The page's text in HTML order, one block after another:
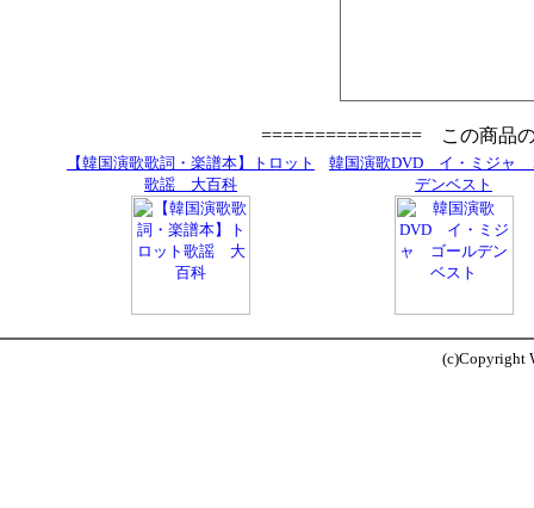
=============== この商品
【韓国演歌歌詞・楽譜本】トロット
歌謡 大百科
韓国演歌DVD イ・ミジャ
デンベスト
(c)Copyright